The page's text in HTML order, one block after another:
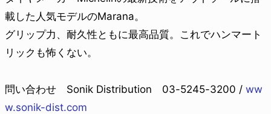
載した人気モデルのMarana。
グリップ力、耐久性ともに最高品質。これでハンマート
リックも怖くない。
問い合わせ Sonik Distribution 03-5245-3200 / ww
w.sonik-dist.com